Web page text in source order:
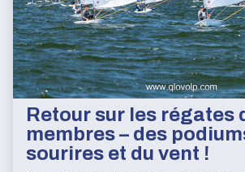
Retour sur les régates
membres – des
sourires et du vent !